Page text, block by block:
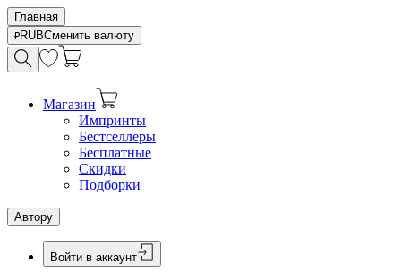
Главная
RUBСменить валюту
Магазин
Импринты
Бестселлеры
Бесплатные
Скидки
Подборки
Автору
Войти в аккаунт